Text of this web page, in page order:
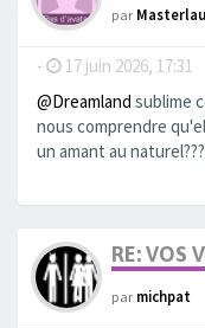
par
- 17 juin 2026, 17:31
@Dreamland sublime
nous comprendre
un amant au
RE: VOS
parmichpat